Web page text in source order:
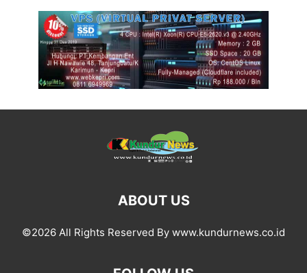
ABOUT US
©2026 All Rights Reserved By www.kundurnews.co.id